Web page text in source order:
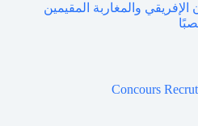
والمغاربة المقيمين